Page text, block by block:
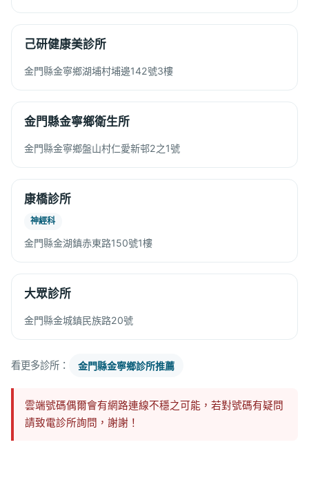
己研健康美診所
金門縣金寧鄉湖埔村埔邊142號3樓
金門縣金寧鄉衛生所
金門縣金寧鄉盤山村仁愛新邨2之1號
康橋診所
神經科
金門縣金湖鎮赤東路150號1樓
大眾診所
金門縣金城鎮民族路20號
看更多診所： 金門縣金寧鄉診所推薦
雲端號碼偶爾會有網路連線不穩之可能，若對號碼有疑問
請致電診所詢問，謝謝！